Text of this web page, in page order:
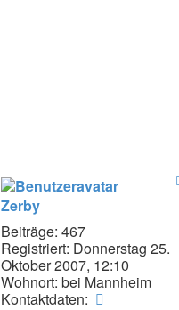
Zerby
Beiträge: 467
Registriert: Donnerstag 25.
Oktober 2007, 12:10
Wohnort: bei Mannheim
Kontaktdaten: